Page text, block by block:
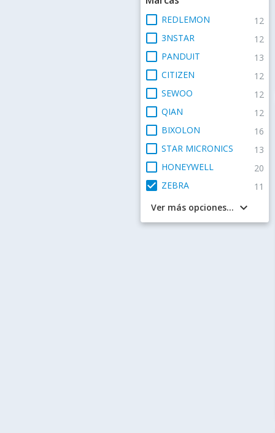
check_box_outline_blank REDLEMON 12
check_box_outline_blank 3NSTAR 12
check_box_outline_blank PANDUIT 13
check_box_outline_blank CITIZEN 12
check_box_outline_blank SEWOO 12
check_box_outline_blank QIAN 12
check_box_outline_blank BIXOLON 16
check_box_outline_blank STAR MICRONICS 13
check_box_outline_blank HONEYWELL 20
check_box ZEBRA 11
keyboard_arrow_down
Ver más opciones...